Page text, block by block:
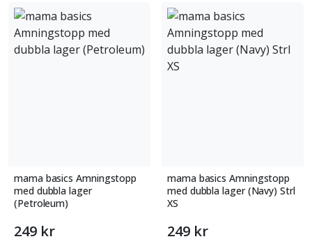
mama basics Amningstopp
med dubbla lager
(Petroleum)
249 kr
mama basics Amningstopp
med dubbla lager (Navy) Strl
XS
249 kr